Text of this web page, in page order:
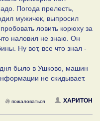
Погода прелесть,
мужичек, выпросил
ловить корюху за
наловил не знаю. Он
Ну вот, все что знал -
было в Ушково, машин
не скидывает.
ХАРИТОН
пожаловаться